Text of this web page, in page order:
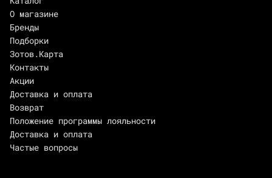
О магазине
Бренды
Подборки
Зотов.Карта
Контакты
Акции
Доставка и оплата
Возврат
Положение программы лояльности
Доставка и оплата
Частые вопросы